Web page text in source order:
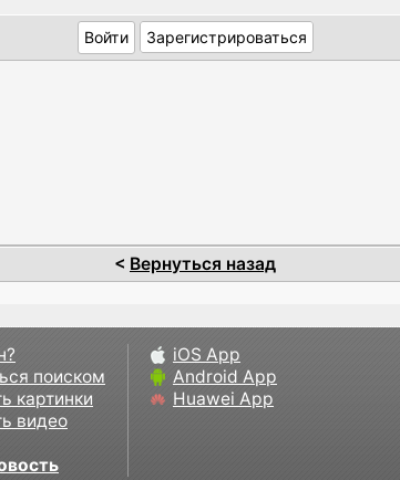
Зарегистрироваться
< Вернуться назад
поиском
картинки
видео
iOS App
Android App
Huawei App